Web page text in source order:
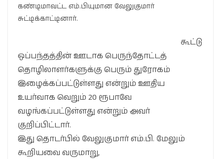
கண்டிமாவட்ட எம்.பியுமான வேலுகுமார்
சுட்டிக்காட்டினார்.
கூட்டு
ஒப்பந்தத்தின் ஊடாக பெருந்தோட்டத்
தொழிலாளர்களுக்கு பெரும் துரோகம்
இழைக்கப்பட்டுள்ளது என்றும் ஊதிய
உயர்வாக வெறும் 20 ரூபாவே
வழங்கப்பட்டுள்ளது என்றும் அவர்
குறிப்பிட்டார்.
இது தொடர்பில் வேலுகுமார் எம்.பி. மேலும்
கூறியவை வருமாறு,